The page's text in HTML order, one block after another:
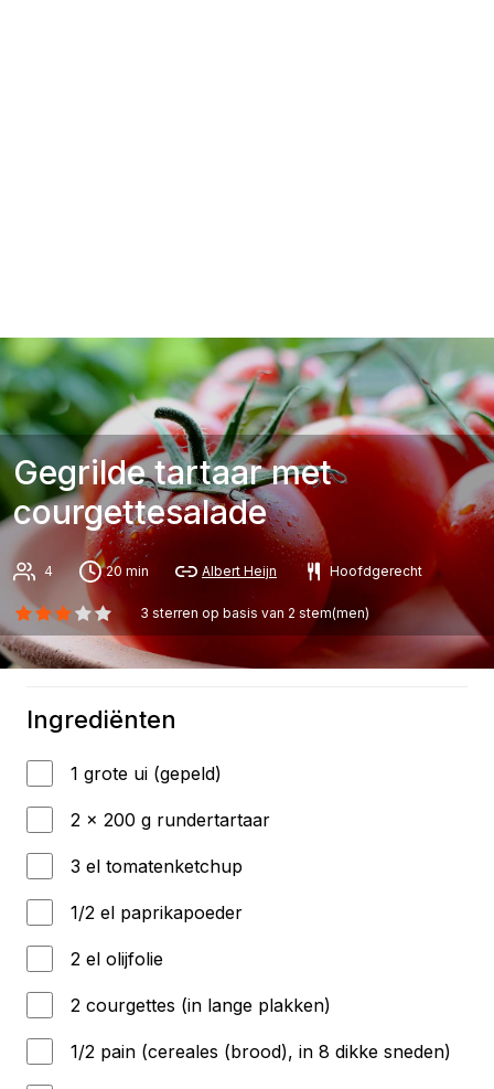
Gegrilde tartaar met
courgettesalade
4 20 min Albert Heijn Hoofdgerecht
3 sterren op basis van 2 stem(men)
Ingrediënten
1 grote ui (gepeld)
2 x 200 g rundertartaar
3 el tomatenketchup
1/2 el paprikapoeder
2 el olijfolie
2 courgettes (in lange plakken)
1/2 pain (cereales (brood), in 8 dikke sneden)